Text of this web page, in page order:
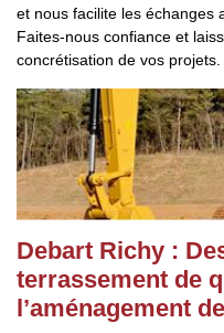
et nous facilite les échanges
Faites-nous confiance et
concrétisation de vos projets.
Debart Richy :
terrassement de
l’aménagement